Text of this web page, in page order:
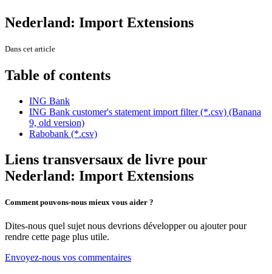
Nederland: Import Extensions
Dans cet article
Table of contents
ING Bank
ING Bank customer's statement import filter (*.csv) (Banana
9, old version)
Rabobank (*.csv)
Liens transversaux de livre pour
Nederland: Import Extensions
Comment pouvons-nous mieux vous aider ?
Dites-nous quel sujet nous devrions développer ou ajouter pour
rendre cette page plus utile.
Envoyez-nous vos commentaires